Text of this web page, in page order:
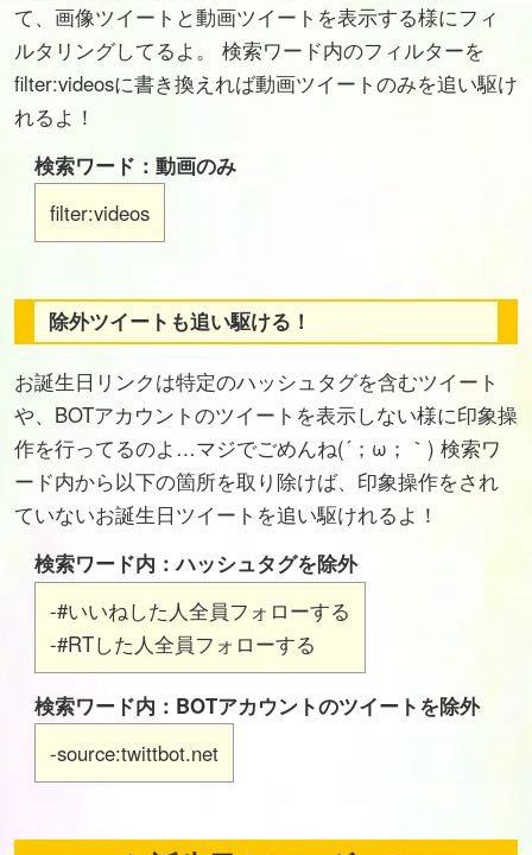
て、画像ツイートと動画ツイートを表示する様にフィ
ルタリングしてるよ。 検索ワード内のフィルターを
filter:videosに書き換えれば動画ツイートのみを追い駆け
れるよ！
検索ワード：動画のみ
filter:videos
除外ツイートも追い駆ける！
お誕生日リンクは特定のハッシュタグを含むツイート
や、BOTアカウントのツイートを表示しない様に印象操
作を行ってるのよ…マジでごめんね(´；ω；｀) 検索ワ
ード内から以下の箇所を取り除けば、印象操作をされ
ていないお誕生日ツイートを追い駆けれるよ！
検索ワード内：ハッシュタグを除外
-#いいねした人全員フォローする
-#RTした人全員フォローする
検索ワード内：BOTアカウントのツイートを除外
-source:twittbot.net